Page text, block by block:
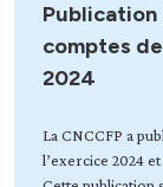
Publication
comptes
2024
La CNCCFP a
l’exercice 2024